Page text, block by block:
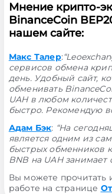
Мнение крипто-
BinanceCoin
нашем сайте:
Макс Талер:
сервисов обмена
день. Удобный сайт,
обменивать
UAH в любом
быстро. Рекомендую
Адам Бэк: “На
является одним из
быстрых обменников
BNB на UAH занимает
Вы можете прочитать
работе на странице